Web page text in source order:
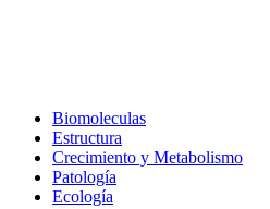
Biomoleculas
Estructura
Crecimiento y Metabolismo
Patología
Ecología